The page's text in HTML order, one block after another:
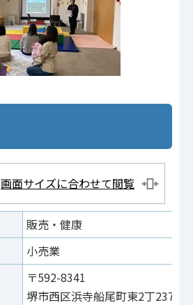
画面サイズに合わせて閲覧
販売・健康
小売業
〒592-8341
堺市西区浜寺船尾町東2丁237